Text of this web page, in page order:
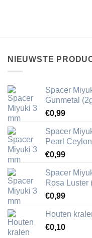
NIEUWSTE
Spacer
Gunmetal
€0,99
Spacer
Pearl
€0,99
Spacer
Rosa Luster
€0,99
Houten
€0,10